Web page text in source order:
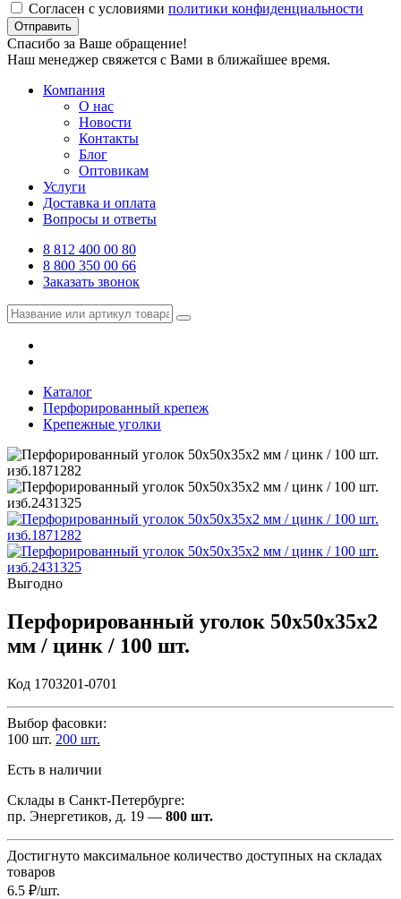
Согласен с условиями политики конфиденциальности
Отправить
Спасибо за Ваше обращение!
Наш менеджер свяжется с Вами в ближайшее время.
Компания
О нас
Новости
Контакты
Блог
Оптовикам
Услуги
Доставка и оплата
Вопросы и ответы
8 812 400 00 80
8 800 350 00 66
Заказать звонок
Каталог
Перфорированный крепеж
Крепежные уголки
Выгодно
Перфорированный уголок 50х50х35х2
мм / цинк / 100 шт.
Код 1703201-0701
Выбор фасовки:
100 шт. 200 шт.
Есть в наличии
Склады в Санкт-Петербурге:
пр. Энергетиков, д. 19 — 800 шт.
Достигнуто максимальное количество доступных на складах
товаров
6.5 ₽/шт.